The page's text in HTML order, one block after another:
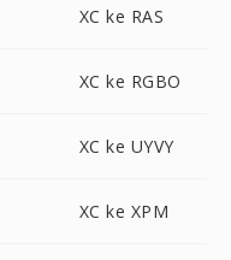
XC ke RAS
XC ke RGBO
XC ke UYVY
XC ke XPM